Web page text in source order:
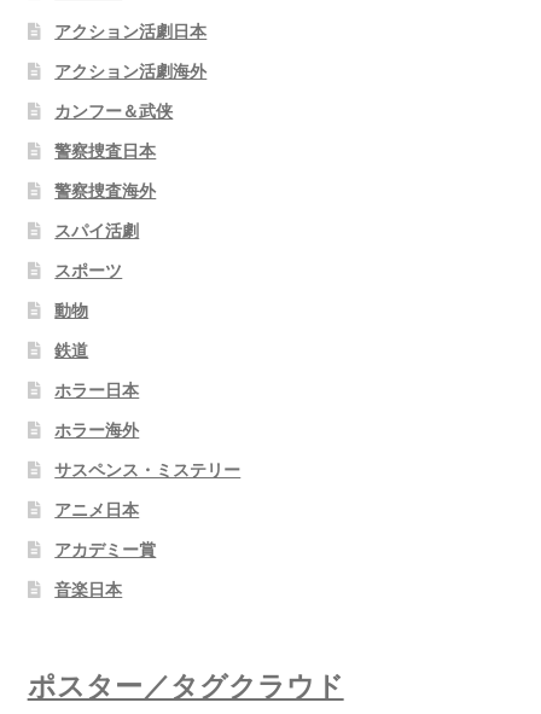
アクション活劇日本
アクション活劇海外
カンフー＆武侠
警察捜査日本
警察捜査海外
スパイ活劇
スポーツ
動物
鉄道
ホラー日本
ホラー海外
サスペンス・ミステリー
アニメ日本
アカデミー賞
音楽日本
ポスター／タグクラウド